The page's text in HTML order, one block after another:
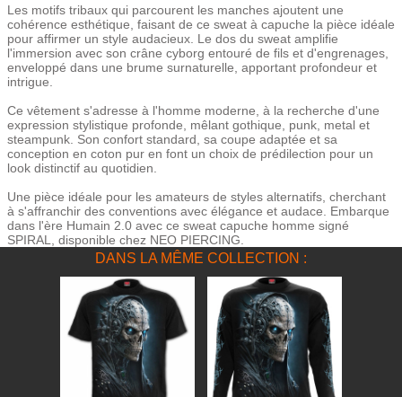
Les motifs tribaux qui parcourent les manches ajoutent une
cohérence esthétique, faisant de ce sweat à capuche la pièce idéale
pour affirmer un style audacieux. Le dos du sweat amplifie
l'immersion avec son crâne cyborg entouré de fils et d'engrenages,
enveloppé dans une brume surnaturelle, apportant profondeur et
intrigue.
Ce vêtement s'adresse à l'homme moderne, à la recherche d'une
expression stylistique profonde, mêlant gothique, punk, metal et
steampunk. Son confort standard, sa coupe adaptée et sa
conception en coton pur en font un choix de prédilection pour un
look distinctif au quotidien.
Une pièce idéale pour les amateurs de styles alternatifs, cherchant
à s'affranchir des conventions avec élégance et audace. Embarque
dans l'ère Humain 2.0 avec ce sweat capuche homme signé
SPIRAL, disponible chez NEO PIERCING.
DANS LA MÊME COLLECTION :